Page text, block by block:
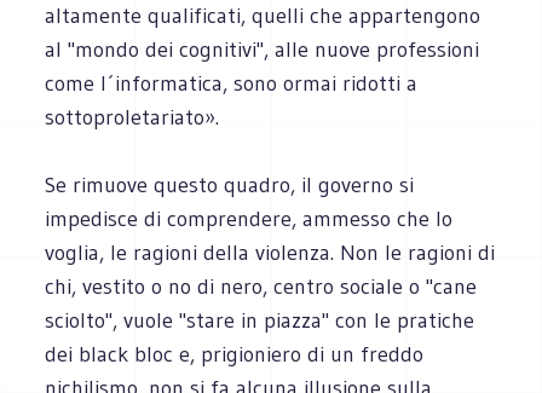
altamente qualificati, quelli che appartengono
al "mondo dei cognitivi", alle nuove professioni
come l´informatica, sono ormai ridotti a
sottoproletariato».
Se rimuove questo quadro, il governo si
impedisce di comprendere, ammesso che lo
voglia, le ragioni della violenza. Non le ragioni di
chi, vestito o no di nero, centro sociale o "cane
sciolto", vuole "stare in piazza" con le pratiche
dei black bloc e, prigioniero di un freddo